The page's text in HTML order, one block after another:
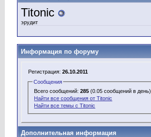
Titonic
эрудит
Информация по форуму
Регистрация: 26.10.2011
Сообщения
Всего сообщений:285 (0.05 сообщений в день)
Найти все сообщения от Titonic
Найти все темы с Titonic
Дополнительная информация